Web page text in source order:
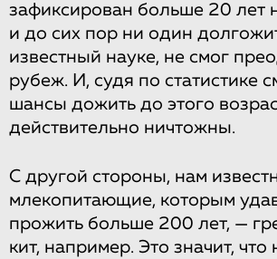
зафиксирован больше 20 лет
и до сих пор ни один
известный науке, не смог
рубеж. И, судя по статистике
шансы дожить до этого
действительно ничтожны.
С другой стороны, нам
млекопитающие, которым
прожить больше 200 лет, —
кит, например. Это значит, что